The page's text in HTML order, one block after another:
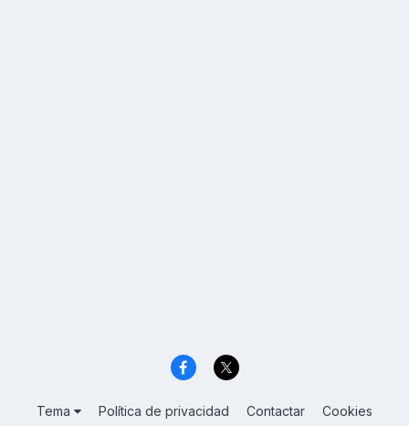
Tema Política de privacidad Contactar Cookies